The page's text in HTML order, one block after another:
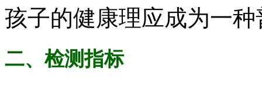
孩子的健康理应成为一
二、检测指标